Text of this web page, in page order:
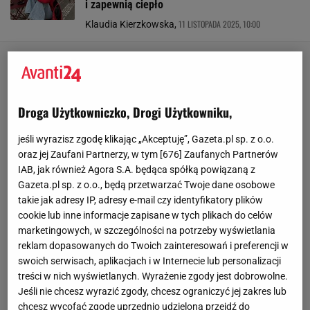
i zapewnią ciepło
Klaudia Kierzkowska, 11 LISTOPADA 2025, 10:00
Droga Użytkowniczko, Drogi Użytkowniku,
jeśli wyrazisz zgodę klikając „Akceptuję”, Gazeta.pl sp. z o.o.
oraz jej Zaufani Partnerzy, w tym [676] Zaufanych Partnerów
IAB, jak również Agora S.A. będąca spółką powiązaną z
Gazeta.pl sp. z o.o., będą przetwarzać Twoje dane osobowe
takie jak adresy IP, adresy e-mail czy identyfikatory plików
cookie lub inne informacje zapisane w tych plikach do celów
marketingowych, w szczególności na potrzeby wyświetlania
reklam dopasowanych do Twoich zainteresowań i preferencji w
swoich serwisach, aplikacjach i w Internecie lub personalizacji
treści w nich wyświetlanych. Wyrażenie zgody jest dobrowolne.
Jeśli nie chcesz wyrazić zgody, chcesz ograniczyć jej zakres lub
chcesz wycofać zgodę uprzednio udzieloną przejdź do